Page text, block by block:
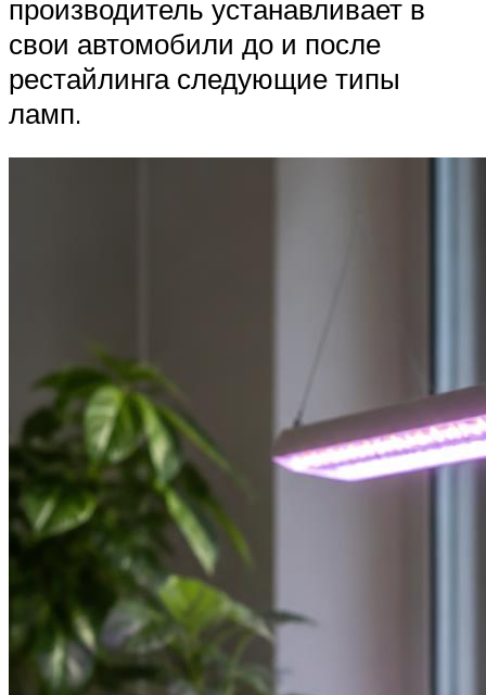
производитель устанавливает в
свои автомобили до и после
рестайлинга следующие типы
ламп.